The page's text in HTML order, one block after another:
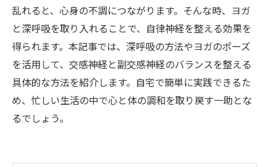
乱れると、心身の不調につながります。そんな時、ヨガ
と深呼吸を取り入れることで、自律神経を整える効果を
得られます。本記事では、深呼吸の方法やヨガのポーズ
を活用して、交感神経と副交感神経のバランスを整える
具体的な方法を紹介します。自宅で簡単に実践できるた
め、忙しい生活の中で心と体の調和を取り戻す一助とな
るでしょう。